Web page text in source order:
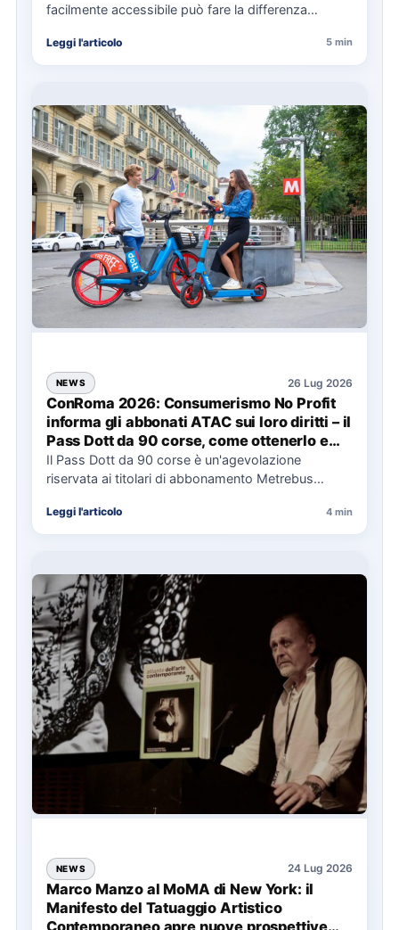
facilmente accessibile può fare la differenza
soprattutto…
Leggi l'articolo 5 min
NEWS 26 Lug 2026
ConRoma 2026: Consumerismo No Profit
informa gli abbonati ATAC sui loro diritti – il
Pass Dott da 90 corse, come ottenerlo e
cosa spetta in caso di disservizi
Il Pass Dott da 90 corse è un'agevolazione
riservata ai titolari di abbonamento Metrebus
Leggi l'articolo 4 min
NEWS 24 Lug 2026
Marco Manzo al MoMA di New York: il
Manifesto del Tatuaggio Artistico
Contemporaneo apre nuove prospettive